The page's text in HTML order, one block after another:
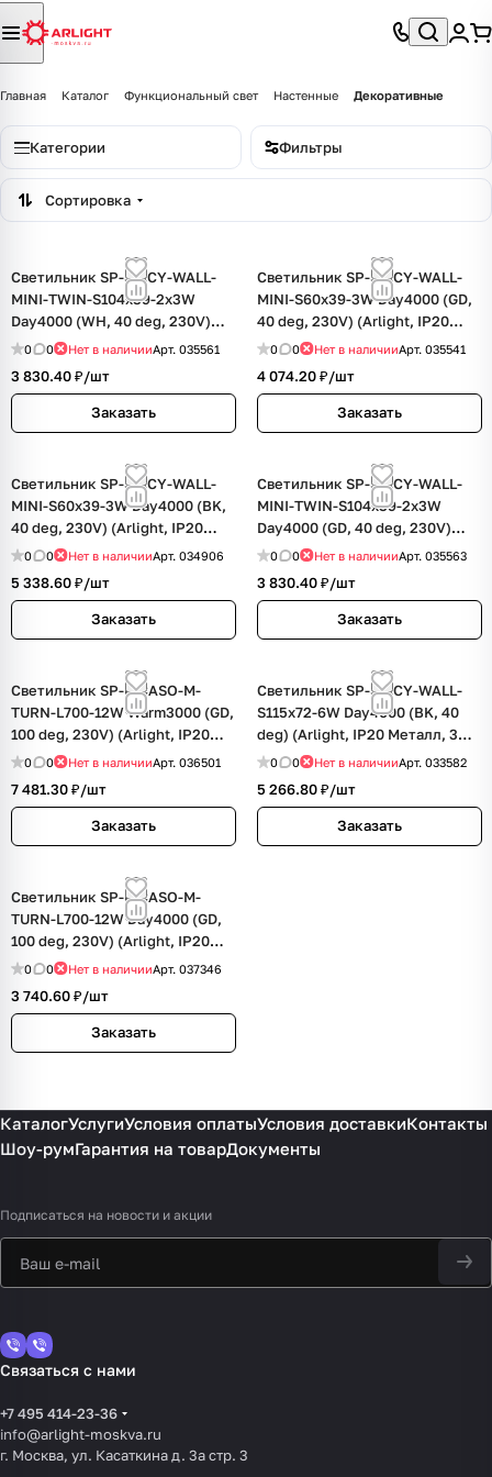
Главная Каталог Функциональный свет Настенные Декоративные
Категории Фильтры
Сортировка
Светильник SP-SPICY-WALL-
MINI-TWIN-S104x39-2x3W
Day4000 (WH, 40 deg, 230V)
(Arlight, IP20 Металл, 3 года)
0 0 Нет в наличииАрт. 035561
3 830.40 ₽/шт
Заказать
Светильник SP-SPICY-WALL-
MINI-S60x39-3W Day4000 (GD,
40 deg, 230V) (Arlight, IP20
Металл, 3 года)
0 0 Нет в наличииАрт. 035541
4 074.20 ₽/шт
Заказать
Светильник SP-SPICY-WALL-
MINI-S60x39-3W Day4000 (BK,
40 deg, 230V) (Arlight, IP20
Металл, 3 года)
0 0 Нет в наличииАрт. 034906
5 338.60 ₽/шт
Заказать
Светильник SP-SPICY-WALL-
MINI-TWIN-S104x39-2x3W
Day4000 (GD, 40 deg, 230V)
(Arlight, IP20 Металл, 3 года)
0 0 Нет в наличииАрт. 035563
3 830.40 ₽/шт
Заказать
Светильник SP-PICASO-M-
TURN-L700-12W Warm3000 (GD,
100 deg, 230V) (Arlight, IP20
Металл, 3 года)
0 0 Нет в наличииАрт. 036501
7 481.30 ₽/шт
Заказать
Светильник SP-SPICY-WALL-
S115x72-6W Day4000 (BK, 40
deg) (Arlight, IP20 Металл, 3
года)
0 0 Нет в наличииАрт. 033582
5 266.80 ₽/шт
Заказать
Светильник SP-PICASO-M-
TURN-L700-12W Day4000 (GD,
100 deg, 230V) (Arlight, IP20
Металл, 3 года)
0 0 Нет в наличииАрт. 037346
3 740.60 ₽/шт
Заказать
КаталогУслугиУсловия оплатыУсловия доставкиКонтакты
Шоу-румГарантия на товарДокументы
Подписаться на новости и акции
Связаться с нами
+7 495 414-23-36
info@arlight-moskva.ru
г. Москва, ул. Касаткина д. 3а стр. 3